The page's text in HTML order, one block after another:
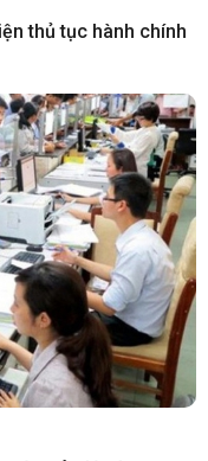
thủ tục hành chính